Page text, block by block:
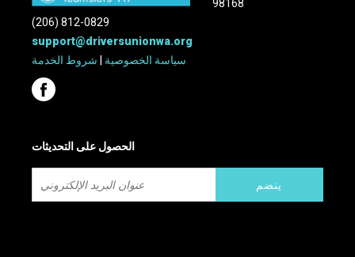
98168
(206) 812-0829
support@driversunionwa.org
سياسة الخصوصية
شروط الخدمة
الحصول على التحديثات